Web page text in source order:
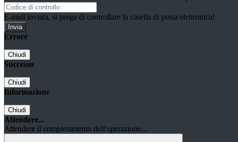
E-mail inviata, si prega di controllare la casella di posta elettronica!
Errore
Chiudi
Successo
Chiudi
Informazione
Chiudi
Attendere...
Attendere il completamento dell'operazione...